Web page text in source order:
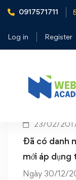
0917571711
Log in Register
Home áp dụng
Tag:
23/02/
Đã có danh
mới áp
Ngày 30/12/